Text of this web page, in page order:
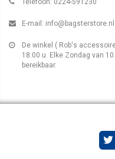
E-mail: info@bagsterstore.nl
De winkel ( Rob's
18.00 u. Elke Zondag van
bereikbaar.